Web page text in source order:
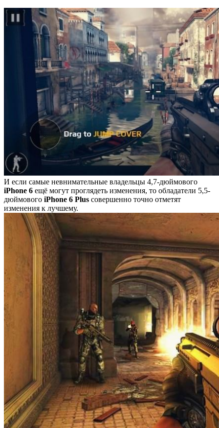
И если самые невнимательные владельцы 4,7-дюймового
iPhone 6 ещё могут проглядеть изменения, то обладатели 5,5-
дюймового iPhone 6 Plus совершенно точно отметят
изменения к лучшему.